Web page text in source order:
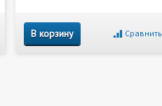
В корзину Сравнить